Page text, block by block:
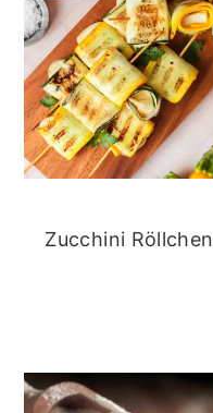
Zucchini Röllchen